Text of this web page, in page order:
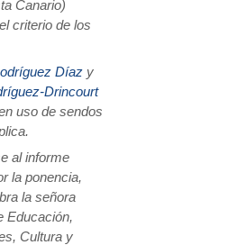
Canario)
criterio de los
Díaz y
Drincourt
uso de sendos
al informe
la ponencia,
la señora
Educación,
Cultura y